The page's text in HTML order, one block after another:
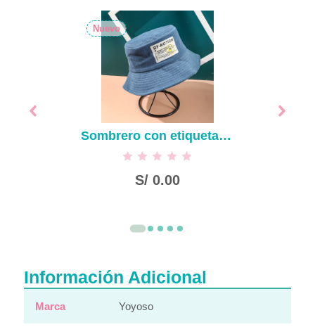
Nuevo
Sombrero con etiqueta de tela simple-azul
S/0.00
Información Adicional
Marca Yoyoso